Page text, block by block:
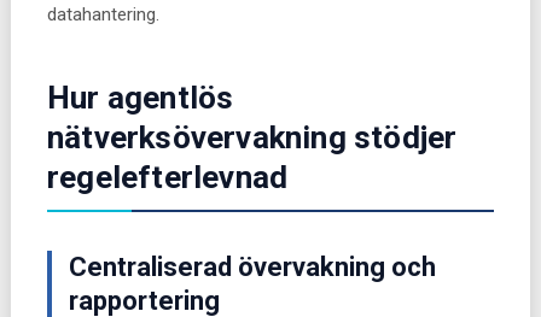
datahantering.
Hur agentlös
nätverksövervakning stödjer
regelefterlevnad
Centraliserad övervakning och
rapportering